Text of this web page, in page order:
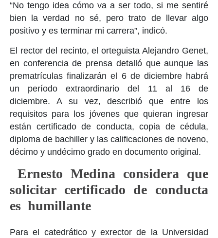
“No tengo idea cómo va a ser todo, si me sentiré
bien la verdad no sé, pero trato de llevar algo
positivo y es terminar mi carrera”, indicó.
El rector del recinto, el orteguista Alejandro Genet,
en conferencia de prensa detalló que aunque las
prematrículas finalizarán el 6 de diciembre habrá
un período extraordinario del 11 al 16 de
diciembre. A su vez, describió que entre los
requisitos para los jóvenes que quieran ingresar
están certificado de conducta, copia de cédula,
diploma de bachiller y las calificaciones de noveno,
décimo y undécimo grado en documento original.
Ernesto Medina considera que
solicitar certificado de conducta
es humillante
Para el catedrático y exrector de la Universidad